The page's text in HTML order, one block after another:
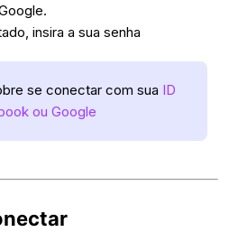
insira a sua senha
se conectar com sua ID
ou Google